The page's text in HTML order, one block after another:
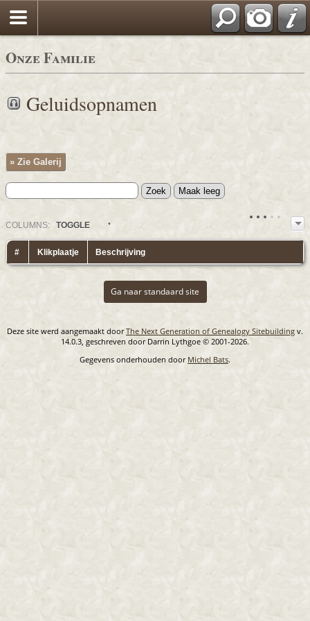
Onze Familie
Geluidsopnamen
» Zie Galerij
COLUMN S: TOGGLE
# Klikplaatje Beschrijving
Ga naar standaard site
Deze site werd aangemaakt doorThe Next Generation of Genealogy Sitebuilding v.
14.0.3, geschreven door Darrin Lythgoe © 2001-2026.
Gegevens onderhouden door Michel Bats.